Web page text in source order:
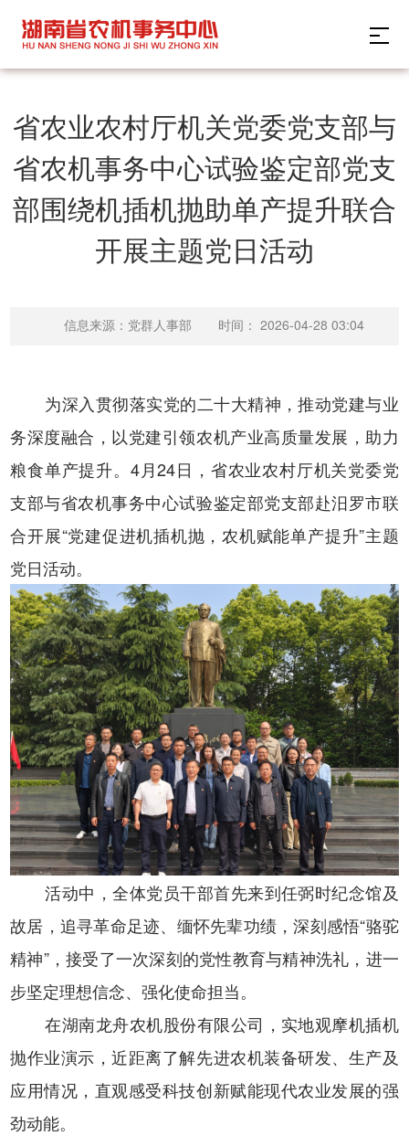
省农业农村厅机关党委党支部与
省农机事务中心试验鉴定部党支
部围绕机插机抛助单产提升联合
开展主题党日活动
信息来源：党群人事部 时间： 2026-04-28 03:04
为深入贯彻落实党的二十大精神，推动党建与业
务深度融合，以党建引领农机产业高质量发展，助力
粮食单产提升。 4月24日，省农业农村厅机关党委党
支部与省农机事务中心试验鉴定部党支部赴汨罗市联
合开展“党建促进机插机抛，农机赋能单产提升”主题
党日活动。
活动中，全体党员干部首先来到任弼时纪念馆及
故居，追寻革命足迹、缅怀先辈功绩，深刻感悟“骆驼
精神”，接受了一次深刻的党性教育与精神洗礼，进一
步坚定理想信念、强化使命担当。
在湖南龙舟农机股份有限公司 ， 实地观摩机插机
抛作业演示，近距离了解先进农机装备研发、生产及
应用情况， 直观感受科技创新赋能现代农业发展的强
劲动能。